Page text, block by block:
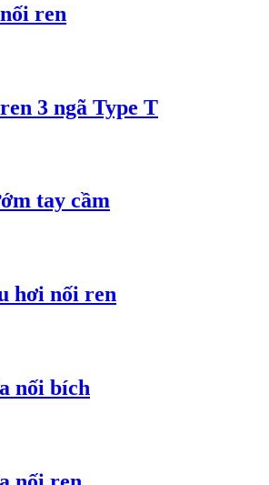
ren
3 ngã Type T
tay cầm
hơi nối ren
nối bích